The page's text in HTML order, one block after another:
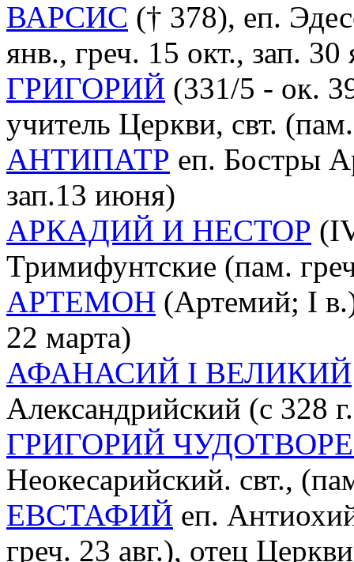
ВАРСИС († 378), еп.
янв., греч. 15 окт., зап. 30
ГРИГОРИЙ (331/5 - ок.
учитель Церкви, свт.
АНТИПАТР еп. Бостры
зап.13 июня)
АРКАДИЙ И НЕСТОР
Тримифунтские (пам.
АРТЕМОН (Артемий; I
22 марта)
АФАНАСИЙ I ВЕЛИКИЙ
Александрийский (с 328
ГРИГОРИЙ
Неокесарийский. свт.,
ЕВСТАФИЙ еп.
греч. 23 авг.), отец Церкви